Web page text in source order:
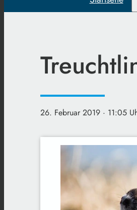
26. Februar 2019 · 11:05